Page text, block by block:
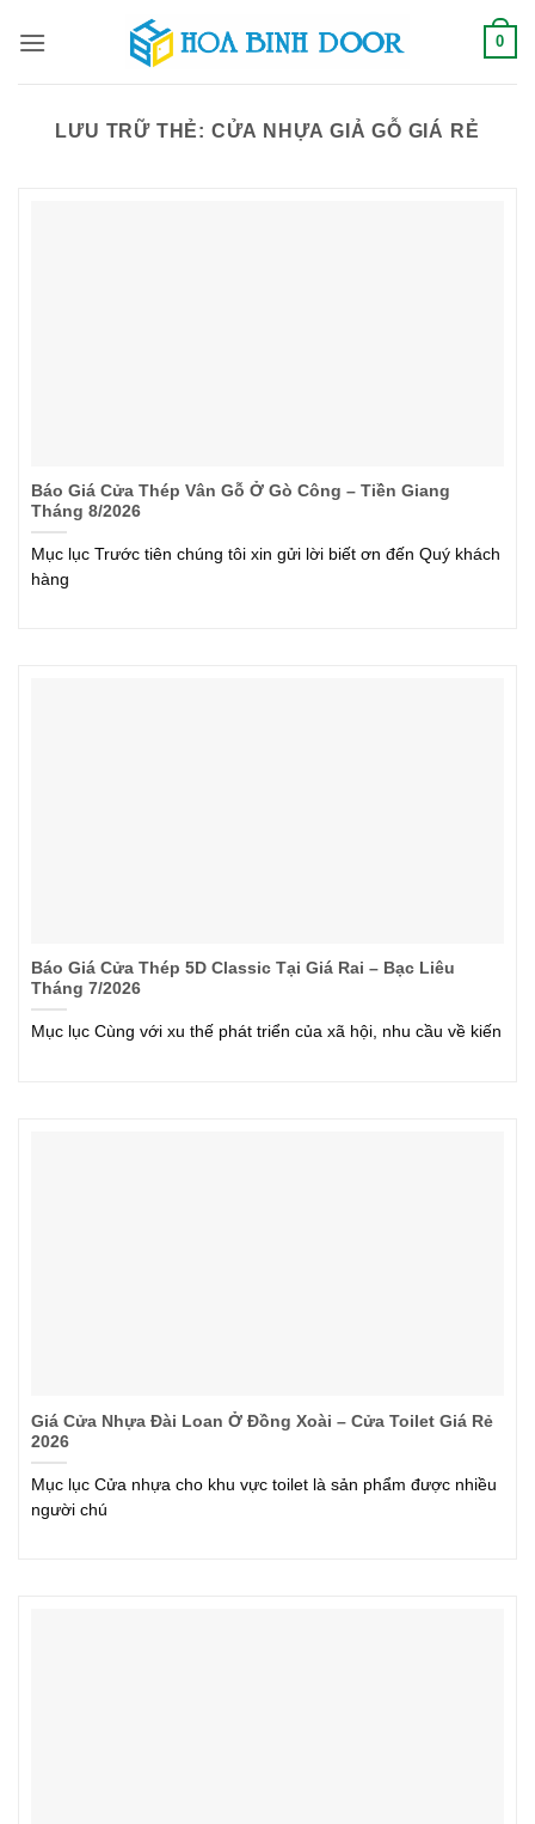
qua
0
LƯU TRỮ THẺ: CỬA NHỰA GIẢ GỖ GIÁ RẺ
Báo Giá Cửa Thép Vân Gỗ Ở Gò Công – Tiền Giang
Tháng 8/2026
Mục lục Trước tiên chúng tôi xin gửi lời biết ơn đến Quý khách
hàng
Báo Giá Cửa Thép 5D Classic Tại Giá Rai – Bạc Liêu
Tháng 7/2026
Mục lục Cùng với xu thế phát triển của xã hội, nhu cầu về kiến
Giá Cửa Nhựa Đài Loan Ở Đồng Xoài – Cửa Toilet Giá Rẻ
2026
Mục lục Cửa nhựa cho khu vực toilet là sản phẩm được nhiều
người chú